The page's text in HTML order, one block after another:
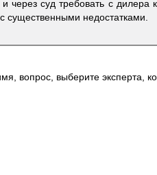
через суд требовать с
существенными недостатками.
вопрос, выберите эксперта,